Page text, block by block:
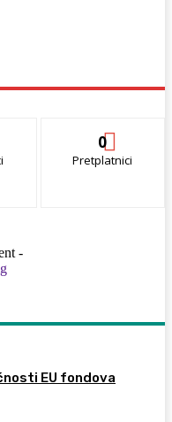
0
Pretplatnici
-
EU fondova